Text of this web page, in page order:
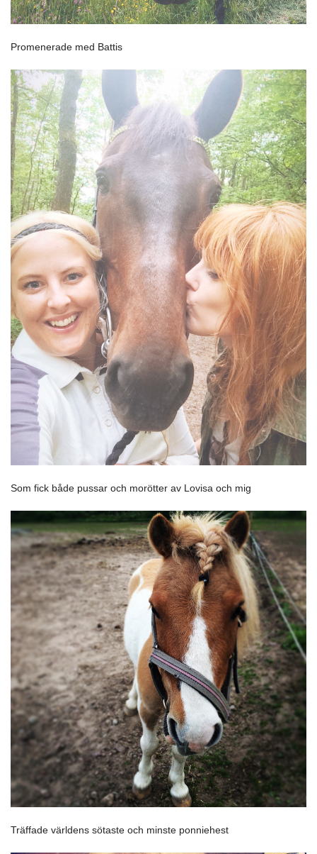
Promenerade med Battis
Som fick både pussar och morötter av Lovisa och mig
Träffade världens sötaste och minste ponniehest